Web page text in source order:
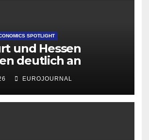
SPOTLIGHT
und Hessen
deutlich an
für Startup-
EUROJOURNAL